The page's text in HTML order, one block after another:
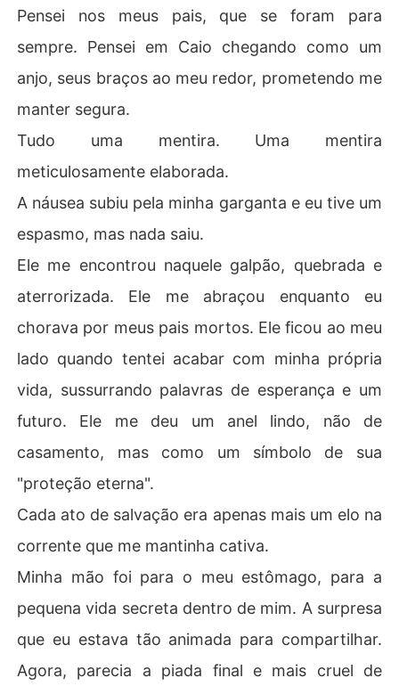
Pensei nos meus pais, que se foram para
sempre. Pensei em Caio chegando como um
anjo, seus braços ao meu redor, prometendo me
manter segura.
Tudo uma mentira. Uma mentira
meticulosamente elaborada.
A náusea subiu pela minha garganta e eu tive um
espasmo, mas nada saiu.
Ele me encontrou naquele galpão, quebrada e
aterrorizada. Ele me abraçou enquanto eu
chorava por meus pais mortos. Ele ficou ao meu
lado quando tentei acabar com minha própria
vida, sussurrando palavras de esperança e um
futuro. Ele me deu um anel lindo, não de
casamento, mas como um símbolo de sua
"proteção eterna".
Cada ato de salvação era apenas mais um elo na
corrente que me mantinha cativa.
Minha mão foi para o meu estômago, para a
pequena vida secreta dentro de mim. A surpresa
que eu estava tão animada para compartilhar.
Agora, parecia a piada final e mais cruel de